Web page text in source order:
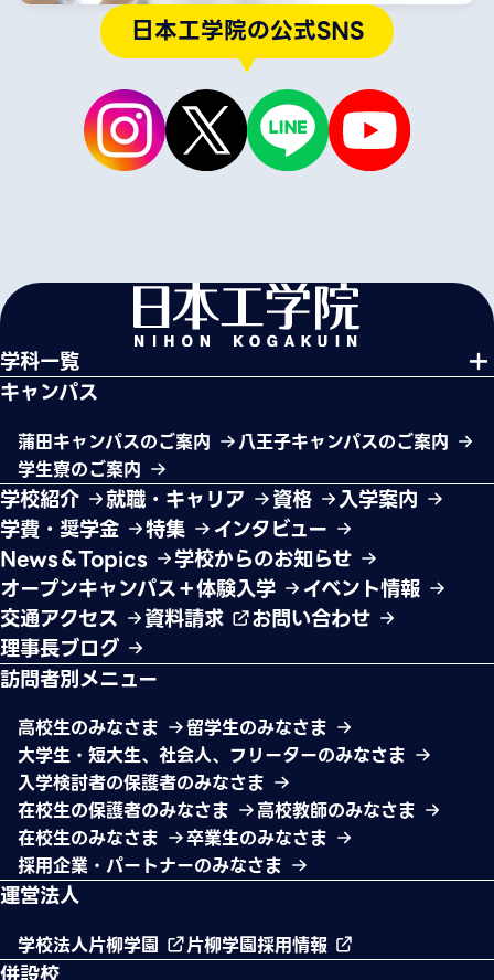
日本工学院の公式SNS
学科一覧
キャンパス
蒲田キャンパスのご案内
八王子キャンパスのご案内
学生寮のご案内
学校紹介 就職・キャリア 資格
入学案内
学費・奨学金
特集
インタビュー
News＆Topics
学校からのお知らせ
オープンキャンパス＋体験入学
イベント情報
交通アクセス
資料請求
お問い合わせ
理事長ブログ
訪問者別メニュー
高校生のみなさま
留学生のみなさま
大学生・短大生、社会人、フリーターのみなさま
入学検討者の保護者のみなさま
在校生の保護者のみなさま
高校教師のみなさま
在校生のみなさま
卒業生のみなさま
採用企業・パートナーのみなさま
運営法人
学校法人片柳学園 片柳学園採用情報